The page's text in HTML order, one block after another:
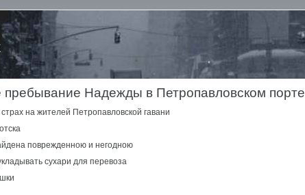
пребывание Надежды в Петропавловском порте
на жителей Петропавловской гавани
поврежденною и негодною
сухари для перевоза